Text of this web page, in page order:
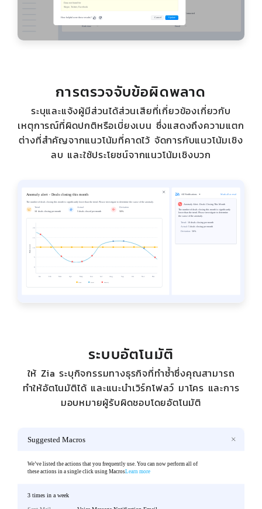
การตรวจจับข้อผิดพลาด
ระบุและแจ้งผู้มีส่วนได้ส่วนเสียที่เกี่ยวข้องเกี่ยวกับ
เหตุการณ์ที่ผิดปกติหรือเบี่ยงเบน ซึ่งแสดงถึงความแตก
ต่างที่สำคัญจากแนวโน้มที่คาดไว้ จัดการกับแนวโน้มเชิง
ลบ และใช้ประโยชน์จากแนวโน้มเชิงบวก
ระบบอัตโนมัติ
ให้ Zia ระบุกิจกรรมทางธุรกิจที่ทำซ้ำซึ่งคุณสามารถ
ทำให้อัตโนมัติได้ และแนะนำเวิร์กโฟลว์ มาโคร และการ
มอบหมายผู้รับผิดชอบโดยอัตโนมัติ